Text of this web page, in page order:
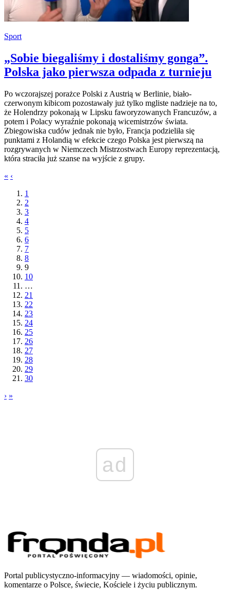
Sport
„Sobie biegaliśmy i dostaliśmy gonga”.
Polska jako pierwsza odpada z turnieju
Po wczorajszej porażce Polski z Austrią w Berlinie, biało-
czerwonym kibicom pozostawały już tylko mgliste nadzieje na to,
że Holendrzy pokonają w Lipsku faworyzowanych Francuzów, a
potem i Polacy wyraźnie pokonają wicemistrzów świata.
Zbiegowiska cudów jednak nie było, Francja podzieliła się
punktami z Holandią w efekcie czego Polska jest pierwszą na
rozgrywanych w Niemczech Mistrzostwach Europy reprezentacją,
która straciła już szanse na wyjście z grupy.
« ‹
1
2
3
4
5
6
7
8
9
10
…
21
22
23
24
25
26
27
28
29
30
› »
ad
Portal publicystyczno-informacyjny — wiadomości, opinie,
komentarze o Polsce, świecie, Kościele i życiu publicznym.